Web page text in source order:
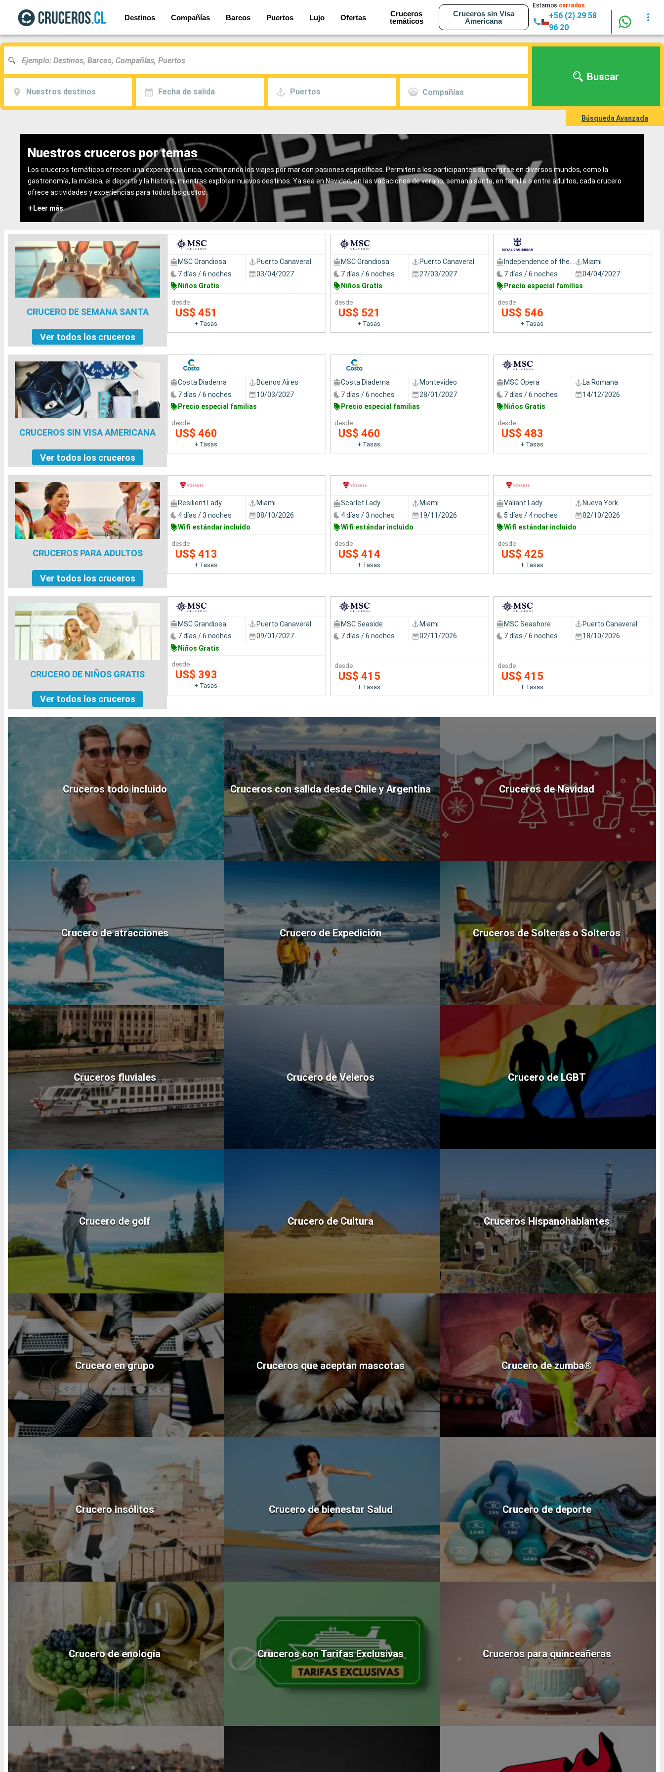
Destinos Compañías Barcos Puertos Lujo Ofertas
Cruceros
temáticos
Cruceros sin Visa
Americana
Estamos cerrados
+56 (2) 29 58
96 20
Nuestros destinos Fecha de salida Puertos Compañías
Buscar
Búsqueda Avanzada
Nuestros cruceros por temas
Los cruceros temáticos ofrecen una experiencia única, combinando los viajes por mar con pasiones específicas. Permiten a los participantes sumergirse en diversos mundos, como la
gastronomía, la música, el deporte y la historia, mientras exploran nuevos destinos. Ya sea en Navidad, en las vacaciones de verano, semana santa, en familia o entre adultos, cada crucero
ofrece actividades y experiencias para todos los gustos.
+ Leer más
CRUCERO DE SEMANA SANTA
Ver todos los cruceros
MSC Grandiosa
Puerto Canaveral
7 días / 6 noches
03/04/2027
Niños Gratis
desde
US$ 451
+ Tasas
MSC Grandiosa
Puerto Canaveral
7 días / 6 noches
27/03/2027
Niños Gratis
desde
US$ 521
+ Tasas
Miami
7 días / 6 noches
04/04/2027
Precio especial familias
desde
US$ 546
+ Tasas
CRUCEROS SIN VISA AMERICANA
Ver todos los cruceros
Costa Diadema
Buenos Aires
7 días / 6 noches
10/03/2027
Precio especial familias
desde
US$ 460
+ Tasas
Costa Diadema
Montevideo
7 días / 6 noches
28/01/2027
Precio especial familias
desde
US$ 460
+ Tasas
MSC Opera
La Romana
7 días / 6 noches
14/12/2026
Niños Gratis
desde
US$ 483
+ Tasas
CRUCEROS PARA ADULTOS
Ver todos los cruceros
Resilient Lady
Miami
4 días / 3 noches
08/10/2026
Wifi estándar incluido
desde
US$ 413
+ Tasas
Scarlet Lady
Miami
4 días / 3 noches
19/11/2026
Wifi estándar incluido
desde
US$ 414
+ Tasas
Valiant Lady
Nueva York
5 días / 4 noches
02/10/2026
Wifi estándar incluido
desde
US$ 425
+ Tasas
CRUCERO DE NIÑOS GRATIS
Ver todos los cruceros
MSC Grandiosa
Puerto Canaveral
7 días / 6 noches
09/01/2027
Niños Gratis
desde
US$ 393
+ Tasas
MSC Seaside
Miami
7 días / 6 noches
02/11/2026
desde
US$ 415
+ Tasas
MSC Seashore
Puerto Canaveral
7 días / 6 noches
18/10/2026
desde
US$ 415
+ Tasas
Cruceros todo incluido Cruceros con salida desde Chile y Argentina Cruceros de Navidad
Crucero de atracciones Crucero de Expedición Cruceros de Solteras o Solteros
Cruceros fluviales Crucero de Veleros Crucero de LGBT
Crucero de golf Crucero de Cultura Cruceros Hispanohablantes
Crucero en grupo Cruceros que aceptan mascotas Crucero de zumba®
Crucero insólitos Crucero de bienestar Salud Crucero de deporte
Crucero de enología Cruceros con Tarifas Exclusivas Cruceros para quinceañeras